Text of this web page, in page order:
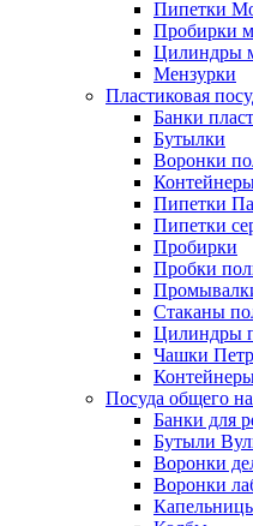
Пипетки
Пробирки
Цилиндры
Мензурки
Пластиковая
Банки
Бутылки
Воронки
Пипетки
Пипетки
Пробирки
Пробки
Стаканы
Цилиндры
Чашки
Посуда общего
Банки для
Бутыли
Воронки
Воронки